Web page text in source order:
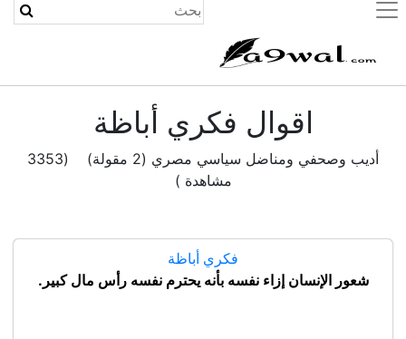
(current)
اقوال فكري أباظة
أديب وصحفي ومناضل سياسي مصري (2 مقولة) (3353
مشاهدة )
فكري أباظة
شعور الإنسان إزاء نفسه بأنه يحترم نفسه رأس مال كبير.